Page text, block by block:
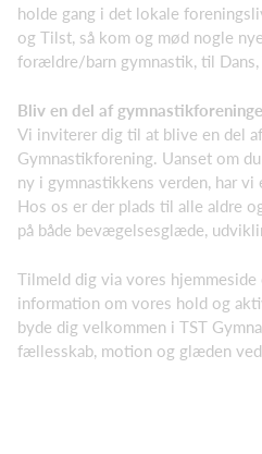
holde gang i det lokale
og Tilst, så kom og mød nogle
forældre/barn gymnastik, til
Bliv en del af
Vi inviterer dig til at blive en del
Gymnastikforening. Uanset om
ny i gymnastikkens verden, har vi
Hos os er der plads til alle aldre
på både bevægelsesglæde,
Tilmeld dig via vores
information om vores hold og
byde dig velkommen i TST
fællesskab, motion og glæden ved